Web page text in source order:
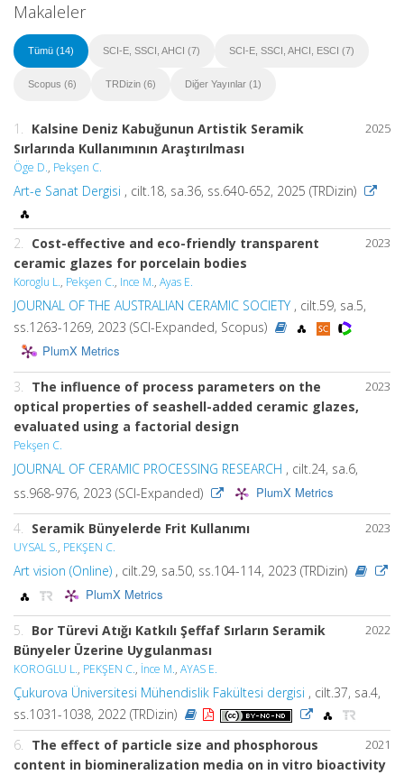
Makaleler
Tümü (14) SCI-E, SSCI, AHCI (7) SCI-E, SSCI, AHCI, ESCI (7)
Scopus (6) TRDizin (6) Diğer Yayınlar (1)
2025
1. Kalsine Deniz Kabuğunun Artistik Seramik
Sırlarında Kullanımının Araştırılması
Öge D., Pekşen C.
Art-e Sanat Dergisi , cilt.18, sa.36, ss.640-652, 2025 (TRDizin)
2023
2. Cost-effective and eco-friendly transparent
ceramic glazes for porcelain bodies
Koroglu L., Pekşen C., Ince M., Ayas E.
JOURNAL OF THE AUSTRALIAN CERAMIC SOCIETY , cilt.59, sa.5,
ss.1263-1269, 2023 (SCI-Expanded, Scopus)
PlumX Metrics
2023
3. The influence of process parameters on the
optical properties of seashell-added ceramic glazes,
evaluated using a factorial design
Pekşen C.
JOURNAL OF CERAMIC PROCESSING RESEARCH , cilt.24, sa.6,
ss.968-976, 2023 (SCI-Expanded)
PlumX Metrics
2023
4. Seramik Bünyelerde Frit Kullanımı
UYSAL S., PEKŞEN C.
Art vision (Online) , cilt.29, sa.50, ss.104-114, 2023 (TRDizin)
PlumX Metrics
2022
5. Bor Türevi Atığı Katkılı Şeffaf Sırların Seramik
Bünyeler Üzerine Uygulanması
KOROGLU L., PEKŞEN C., İnce M., AYAS E.
Çukurova Üniversitesi Mühendislik Fakültesi dergisi , cilt.37, sa.4,
ss.1031-1038, 2022 (TRDizin)
2021
6. The effect of particle size and phosphorous
content in biomineralization media on in vitro bioactivity